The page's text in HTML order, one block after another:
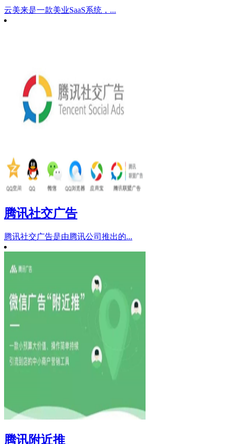
云美来是一款美业SaaS系统，...
腾讯社交广告
腾讯社交广告是由腾讯公司推出的...
腾讯附近推